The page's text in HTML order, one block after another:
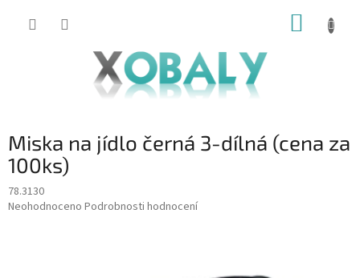
KOŠÍK
Miska na jídlo černá 3-dílná (cena za
100ks)
78.3130
Průměrné
Neohodnoceno Podrobnosti hodnocení